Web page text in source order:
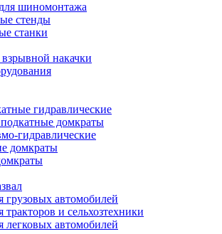
шиномонтажа
стенды
станки
взрывной накачки
гидравлические
домкраты
гидравлические
домкраты
грузовых автомобилей
тракторов и сельхозтехники
легковых автомобилей